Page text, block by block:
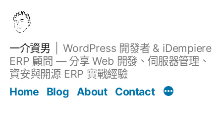
一介資男
WordPress 開發者 & iDempiere
ERP 顧問 — 分享 Web 開發、伺服器管理、
資安與開源 ERP 實戰經驗
Home
Blog About Contact
文章